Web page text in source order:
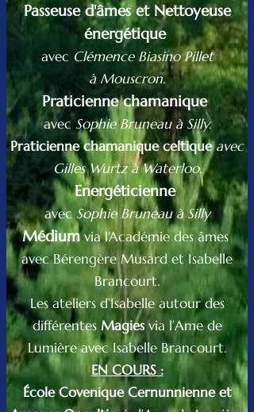
Passeuse d'âmes et Nettoyeuse
énergétique
avec Clémence Biasino Pillet
à Mouscron.
Praticienne chamanique
avecSophie Bruneau à Silly.
Praticienne chamanique celtiqueavec
Gilles Wurtz à Waterloo.
Energéticienne
avecSophie Bruneau à Silly
Médium via l'Académie des âmes
avec Bérengère Musard et Isabelle
Brancourt.
Les ateliers d’Isabelle autour des
différentes Magiesvia l’Ame de
Lumière avec Isabelle Brancourt.
EN COURS :
École Covenique Cernunnienne et